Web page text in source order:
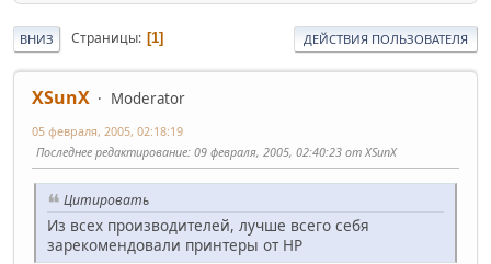
ВНИЗ Страницы 1 ДЕЙСТВИЯ ПОЛЬЗОВАТЕЛЯ
XSunX Moderator
05 февраля, 2005, 02:18:19
Последнее редактирование: 09 февраля, 2005, 02:40:23 от XSunX
Цитировать
Из всех производителей, лучше всего себя
зарекомендовали принтеры от HP